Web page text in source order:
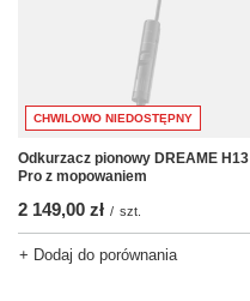
CHWILOWO NIEDOSTĘPNY
Odkurzacz pionowy DREAME H13
Pro z mopowaniem
2 149,00 zł / szt.
+ Dodaj do porównania